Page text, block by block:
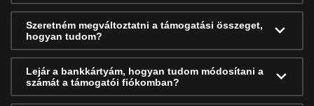
Szeretném megváltoztatni a támogatási összeget,
hogyan tudom?
Lejár a bankkártyám, hogyan tudom módosítani a
számát a támogatói fiókomban?